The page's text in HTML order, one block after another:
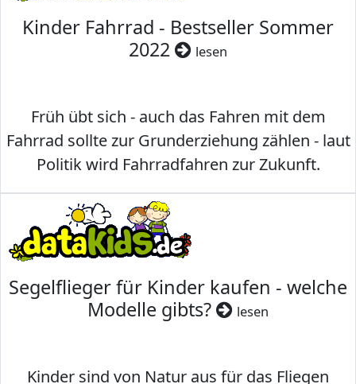
Kinder Fahrrad - Bestseller Sommer
2022
lesen
Früh übt sich - auch das Fahren mit dem
Fahrrad sollte zur Grunderziehung zählen - laut
Politik wird Fahrradfahren zur Zukunft.
Segelflieger für Kinder kaufen - welche
Modelle gibts?
lesen
Kinder sind von Natur aus für das Fliegen